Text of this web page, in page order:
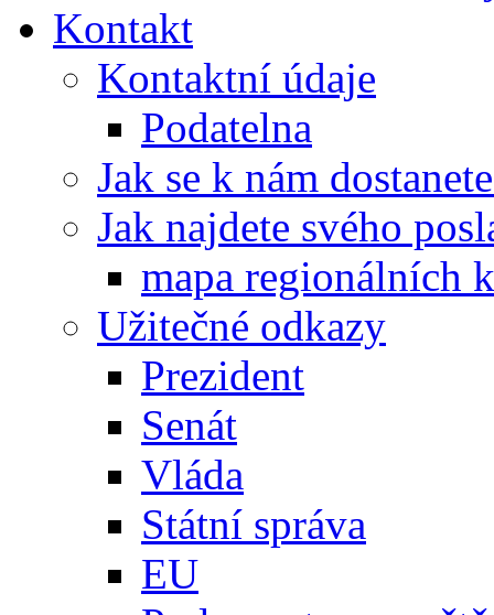
Kontakt
Kontaktní údaje
Podatelna
Jak se k nám
Jak najdete svého
mapa regionálních
Užitečné odkazy
Prezident
Senát
Vláda
Státní správa
EU